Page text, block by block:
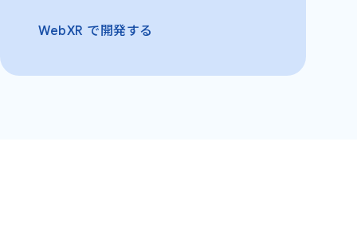
WebXR で開発する